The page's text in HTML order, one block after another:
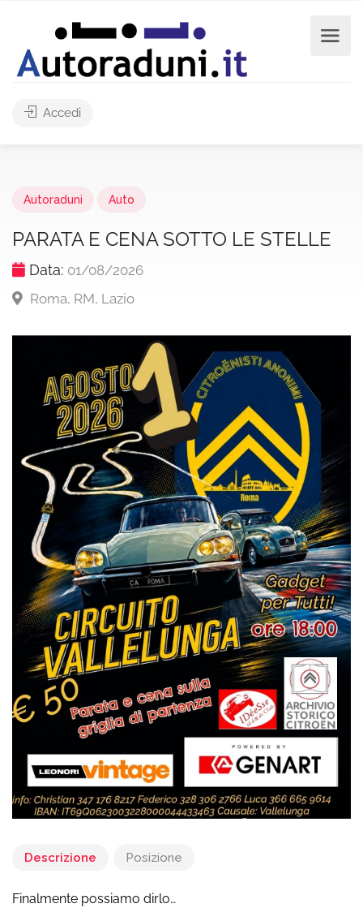
Accedi
Autoraduni Auto
PARATA E CENA SOTTO LE STELLE
Data: 01/08/2026
Roma, RM, Lazio
Descrizione Posizione
Finalmente possiamo dirlo…